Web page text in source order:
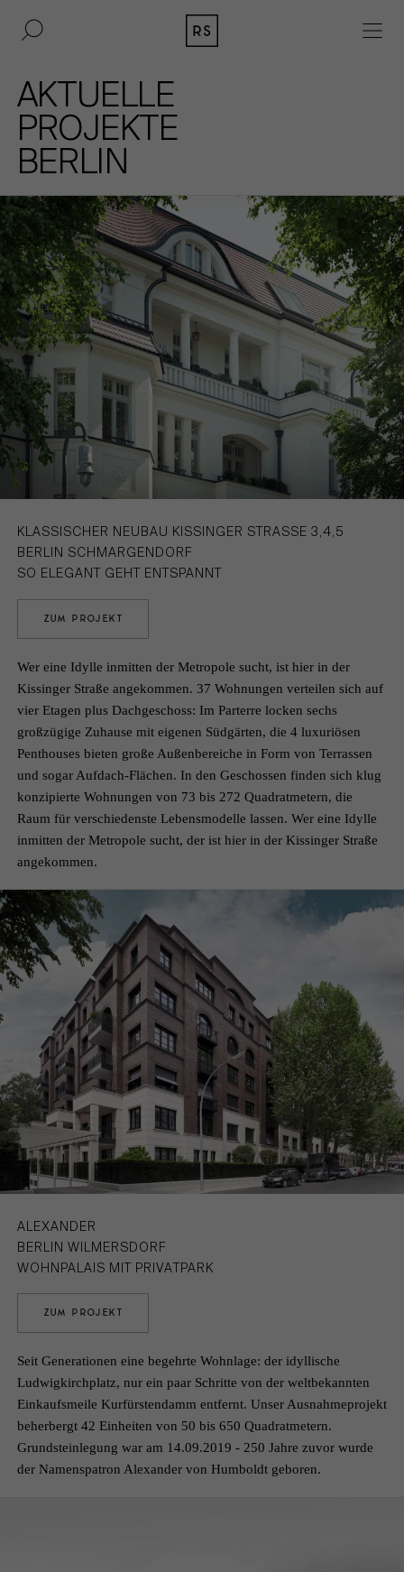
IMMOBILIEN
BAUKULTUR
AKQUISITION
MAGAZIN
KONTAKT
BERLIN
DÜSSELDORF
HAMBURG
KEMPEN
KÖLN
UNTERNEHMEN
IMPRESSUM
DATENSCHUTZ
AKTUELLE
PROJEKTE
BERLIN
KLASSISCHER NEUBAU KISSINGER STRASSE 3,4,5
BERLIN SCHMARGENDORF
SO ELEGANT GEHT ENTSPANNT
ZUM PROJEKT
Wer eine Idylle inmitten der Metropole sucht, ist hier in der
Kissinger Straße angekommen. 37 Wohnungen verteilen sich auf
vier Etagen plus Dachgeschoss: Im Parterre locken sechs
großzügige Zuhause mit eigenen Südgärten, die 4 luxuriösen
Penthouses bieten große Außenbereiche in Form von Terrassen
und sogar Aufdach-Flächen. In den Geschossen finden sich klug
konzipierte Wohnungen von 73 bis 272 Quadratmetern, die
Raum für verschiedenste Lebensmodelle lassen. Wer eine Idylle
inmitten der Metropole sucht, der ist hier in der Kissinger Straße
angekommen.
ALEXANDER
BERLIN WILMERSDORF
WOHNPALAIS MIT PRIVATPARK
ZUM PROJEKT
Seit Generationen eine begehrte Wohnlage: der idyllische
Ludwigkirchplatz, nur ein paar Schritte von der weltbekannten
Einkaufsmeile Kurfürstendamm entfernt. Unser Ausnahmeprojekt
beherbergt 42 Einheiten von 50 bis 650 Quadratmetern.
Grundsteinlegung war am 14.09.2019 - 250 Jahre zuvor wurde
der Namenspatron Alexander von Humboldt geboren.